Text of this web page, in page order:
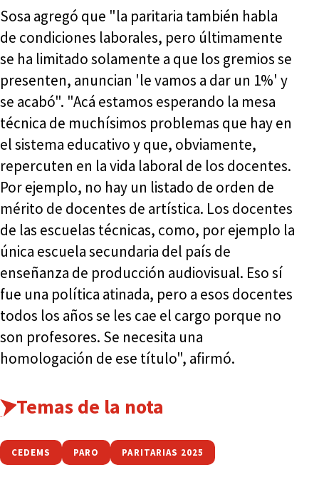
Sosa agregó que "la paritaria también habla
de condiciones laborales, pero últimamente
se ha limitado solamente a que los gremios se
presenten, anuncian 'le vamos a dar un 1%' y
se acabó". "Acá estamos esperando la mesa
técnica de muchísimos problemas que hay en
el sistema educativo y que, obviamente,
repercuten en la vida laboral de los docentes.
Por ejemplo, no hay un listado de orden de
mérito de docentes de artística. Los docentes
de las escuelas técnicas, como, por ejemplo la
única escuela secundaria del país de
enseñanza de producción audiovisual. Eso sí
fue una política atinada, pero a esos docentes
todos los años se les cae el cargo porque no
son profesores. Se necesita una
homologación de ese título", afirmó.
Temas de la nota
CEDEMS PARO PARITARIAS 2025